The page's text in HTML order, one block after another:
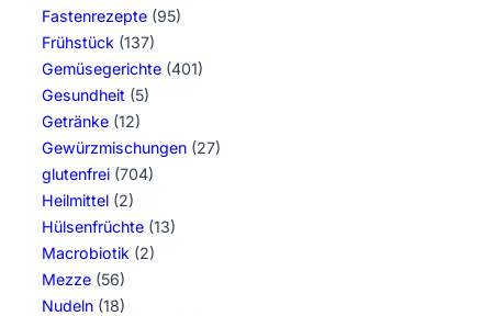
Fastenrezepte (95)
Frühstück (137)
Gemüsegerichte (401)
Gesundheit (5)
Getränke (12)
Gewürzmischungen (27)
glutenfrei (704)
Heilmittel (2)
Hülsenfrüchte (13)
Macrobiotik (2)
Mezze (56)
Nudeln (18)